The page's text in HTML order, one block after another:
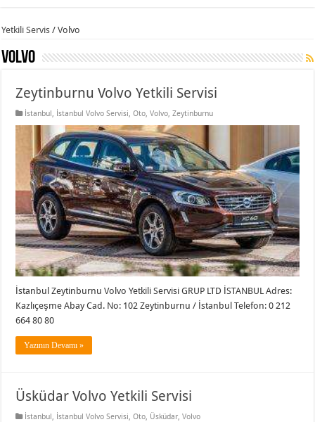
Yetkili Servis / Volvo
Volvo
Zeytinburnu Volvo Yetkili Servisi
İstanbul, İstanbul Volvo Servisi,Oto,Volvo,Zeytinburnu
İstanbul Zeytinburnu Volvo Yetkili Servisi GRUP LTD İSTANBUL Adres:
Kazlıçeşme Abay Cad. No: 102 Zeytinburnu / İstanbul Telefon: 0 212
664 80 80
Yazının Devamı »
Üsküdar Volvo Yetkili Servisi
İstanbul, İstanbul Volvo Servisi,Oto, Üsküdar,Volvo